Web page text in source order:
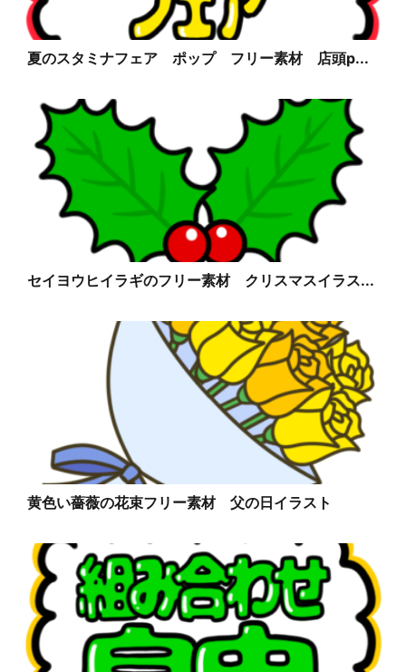
夏のスタミナフェア ポップ フリー素材 店頭p...
セイヨウヒイラギのフリー素材 クリスマスイラス...
黄色い薔薇の花束フリー素材 父の日イラスト